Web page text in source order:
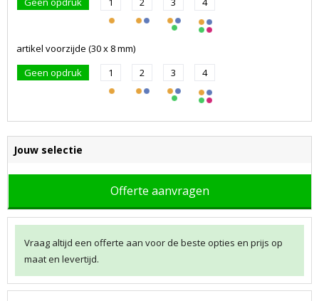
artikel voorzijde (30 x 8 mm)
Geen opdruk
1 2 3 4
Jouw selectie
Offerte aanvragen
Vraag altijd een offerte aan voor de beste opties en prijs op
maat en levertijd.